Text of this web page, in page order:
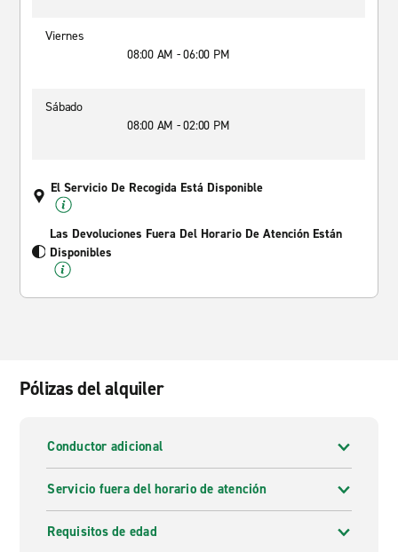
Viernes
08:00 AM - 06:00 PM
Sábado
08:00 AM - 02:00 PM
El Servicio De Recogida Está Disponible
Las Devoluciones Fuera Del Horario De Atención Están
Disponibles
Pólizas del alquiler
Conductor adicional
Servicio fuera del horario de atención
Requisitos de edad